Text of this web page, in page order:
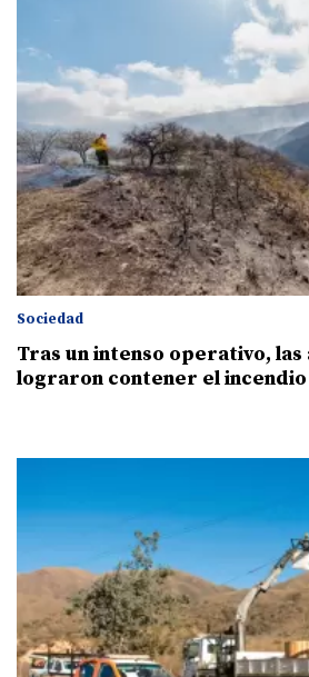
Sociedad
Tras un intenso operativo,
lograron contener el incendio